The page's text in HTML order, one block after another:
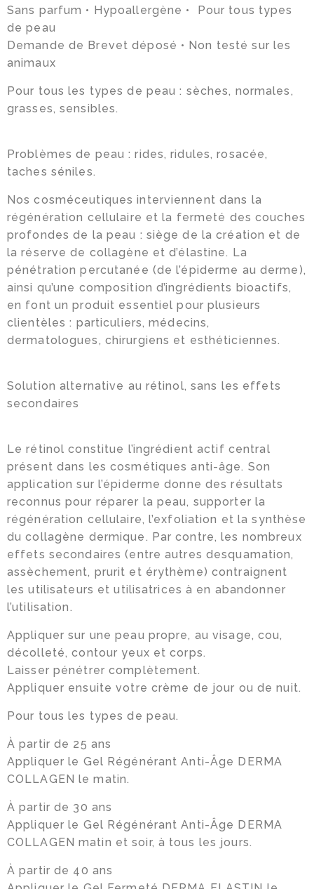
Sans parfum • Hypoallergène • Pour tous types
de peau
Demande de Brevet déposé • Non testé sur les
animaux
Pour tous les types de peau : sèches, normales,
grasses, sensibles.
Problèmes de peau : rides, ridules, rosacée,
taches séniles.
Nos cosméceutiques interviennent dans la
régénération cellulaire et la fermeté des couches
profondes de la peau : siège de la création et de
la réserve de collagène et d’élastine. La
pénétration percutanée (de l’épiderme au derme),
ainsi qu’une composition d’ingrédients bioactifs,
en font un produit essentiel pour plusieurs
clientèles : particuliers, médecins,
dermatologues, chirurgiens et esthéticiennes.
Solution alternative au rétinol, sans les effets
secondaires
Le rétinol constitue l’ingrédient actif central
présent dans les cosmétiques anti-âge. Son
application sur l’épiderme donne des résultats
reconnus pour réparer la peau, supporter la
régénération cellulaire, l’exfoliation et la synthèse
du collagène dermique. Par contre, les nombreux
effets secondaires (entre autres desquamation,
assèchement, prurit et érythème) contraignent
les utilisateurs et utilisatrices à en abandonner
l’utilisation.
Appliquer sur une peau propre, au visage, cou,
décolleté, contour yeux et corps.
Laisser pénétrer complètement.
Appliquer ensuite votre crème de jour ou de nuit.
Pour tous les types de peau.
À partir de 25 ans
Appliquer le Gel Régénérant Anti-Âge DERMA
COLLAGEN le matin.
À partir de 30 ans
Appliquer le Gel Régénérant Anti-Âge DERMA
COLLAGEN matin et soir, à tous les jours.
À partir de 40 ans